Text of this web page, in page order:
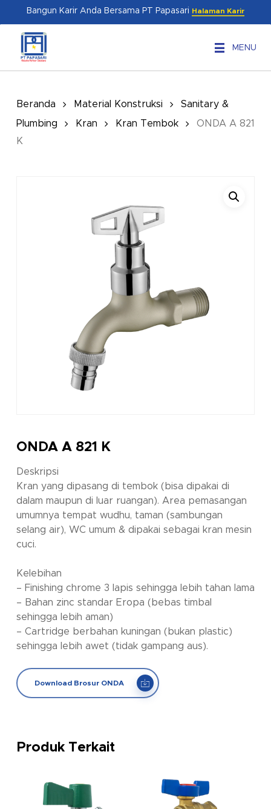
content
Bangun Karir Anda Bersama PT Papasari Halaman Karir
MENU
Beranda Material Konstruksi
Sanitary &
Plumbing
Kran Kran Tembok
ONDA A 821
K
ONDA A 821 K
Deskripsi
Kran yang dipasang di tembok (bisa dipakai di
dalam maupun di luar ruangan). Area pemasangan
umumnya tempat wudhu, taman (sambungan
selang air), WC umum & dipakai sebagai kran mesin
cuci.
Kelebihan
– Finishing chrome 3 lapis sehingga lebih tahan lama
– Bahan zinc standar Eropa (bebas timbal
sehingga lebih aman)
– Cartridge berbahan kuningan (bukan plastic)
sehingga lebih awet (tidak gampang aus).
Download Brosur ONDA
Produk Terkait
Menu